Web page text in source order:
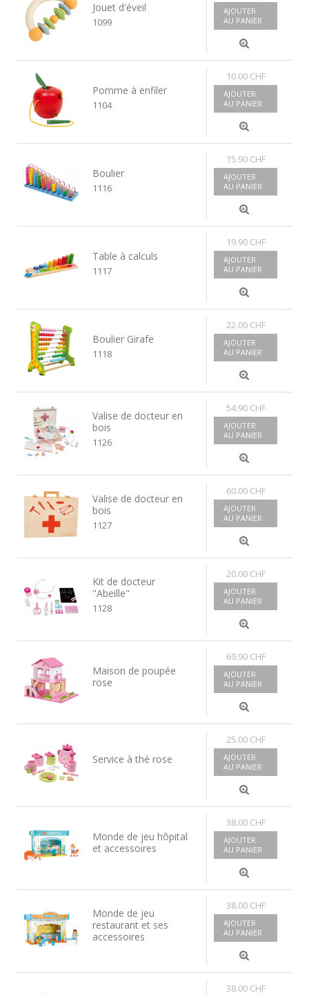
Jouet d'éveil
1099
AJOUTER
AU PANIER
Pomme à enfiler
1104
10.00 CHF
AJOUTER
AU PANIER
Boulier
1116
15.90 CHF
AJOUTER
AU PANIER
Table à calculs
1117
19.90 CHF
AJOUTER
AU PANIER
Boulier Girafe
1118
22.00 CHF
AJOUTER
AU PANIER
Valise de docteur en
bois
1126
54.90 CHF
AJOUTER
AU PANIER
Valise de docteur en
bois
1127
60.00 CHF
AJOUTER
AU PANIER
Kit de docteur
"Abeille"
1128
20.00 CHF
AJOUTER
AU PANIER
Maison de poupée
rose
69.90 CHF
AJOUTER
AU PANIER
Service à thé rose
25.00 CHF
AJOUTER
AU PANIER
Monde de jeu hôpital
et accessoires
38.00 CHF
AJOUTER
AU PANIER
Monde de jeu
restaurant et ses
accessoires
38.00 CHF
AJOUTER
AU PANIER
38.00 CHF